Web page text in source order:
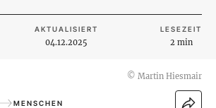
AKTUALISIERT
04.12.2025
LESEZEIT
2 min
© Martin Hiesmair
MENSCHEN